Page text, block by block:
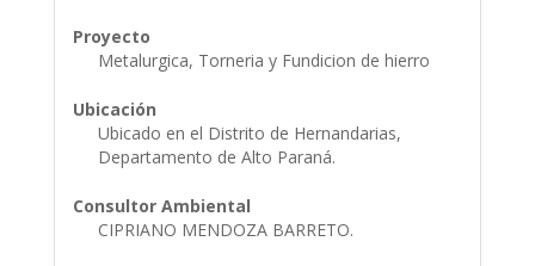
Proyecto
Metalurgica, Torneria y Fundicion de hierro
Ubicación
Ubicado en el Distrito de Hernandarias,
Departamento de Alto Paraná.
Consultor Ambiental
CIPRIANO MENDOZA BARRETO.